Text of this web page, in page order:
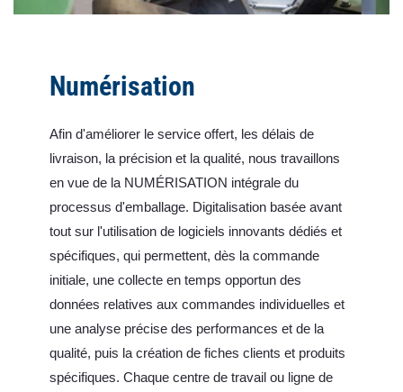
Numérisation
Afin d'améliorer le service offert, les délais de
livraison, la précision et la qualité, nous travaillons
en vue de la NUMÉRISATION intégrale du
processus d'emballage. Digitalisation basée avant
tout sur l'utilisation de logiciels innovants dédiés et
spécifiques, qui permettent, dès la commande
initiale, une collecte en temps opportun des
données relatives aux commandes individuelles et
une analyse précise des performances et de la
qualité, puis la création de fiches clients et produits
spécifiques. Chaque centre de travail ou ligne de